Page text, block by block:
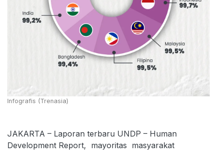
Infografis (Trenasia)
JAKARTA – Laporan terbaru UNDP – Human
Development Report, mayoritas masyarakat